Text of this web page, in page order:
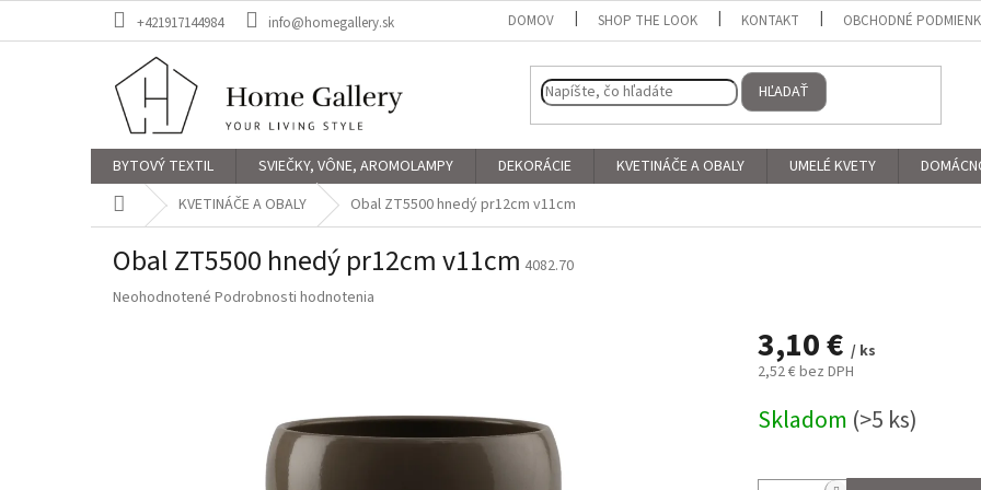
+421917144984 info@homegallery.sk DOMOV SHOP THE LOOK KONTAKT OBCHODNÉ
HĽADAŤ
BYTOVÝ TEXTIL SVIEČKY, VÔNE, AROMOLAMPY DEKORÁCIE KVETINÁČE A OBALY UMELÉ KVETY
DomovKVETINÁČE A OBALY Obal ZT5500 hnedý pr12cm v11cm
Obal ZT5500 hnedý pr12cm v11cm 4082.70
Priemerné
Neohodnotené Podrobnosti hodnotenia
3,10 € / ks
2,52 € bez DPH
cena:
Skladom (>5 ks)